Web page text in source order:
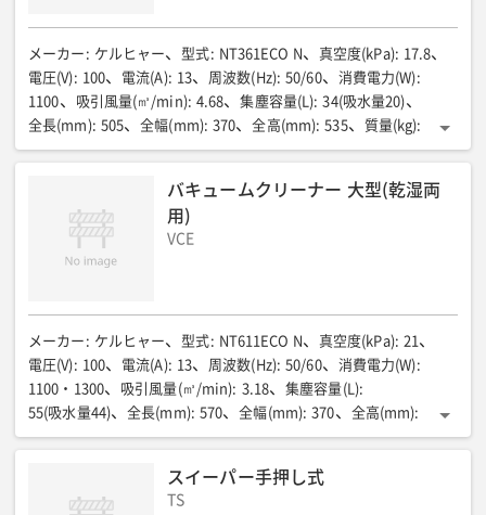
メーカー : ケルヒャー 型式: NT361ECO N 真空度(kPa): 17.8
電圧(V): 100 電流(A): 13 周波数(Hz): 50/60 消費電力(W):
1100
吸引風量(㎥/min): 4.68 集塵容量(L): 34(吸水量20)
全長(mm): 505 全幅(mm): 370 全高(mm): 535 質量(kg):
9.5
電源コード長さ(m): ー 吸水量(L): ー
バキュームクリーナー 大型(乾湿両
用)
VCE
メーカー : ケルヒャー 型式: NT611ECO N 真空度(kPa): 21
電圧(V): 100 電流(A): 13 周波数(Hz): 50/60 消費電力(W):
1100・1300
吸引風量(㎥/min): 3.18 集塵容量(L):
55(吸水量44)
全長(mm): 570 全幅(mm): 370 全高(mm):
860
質量(kg): 14 集塵容量(吸水量35)(L): ー
スイーパー手押し式
TS